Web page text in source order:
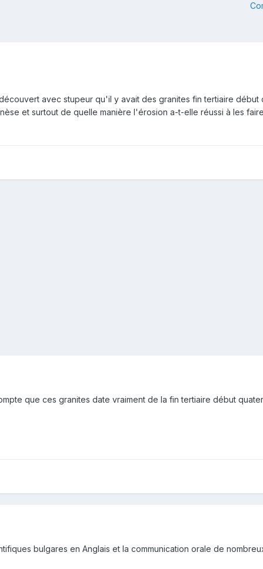
avec stupeur qu'il y avait des granites fin tertiaire
et surtout de quelle manière l'érosion a-t-elle réussi à les
que ces granites date vraiment de la fin tertiaire début
bulgares en Anglais et la communication orale de